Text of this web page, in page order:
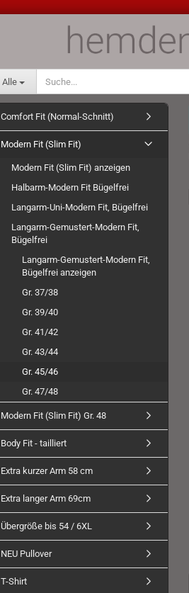
Alle
Comfort Fit (Normal-Schnitt)
Modern Fit (Slim Fit)
Modern Fit (Slim Fit) anzeigen
Halbarm-Modern Fit Bügelfrei
Langarm-Uni-Modern Fit, Bügelfrei
Langarm-Gemustert-Modern Fit,
Bügelfrei
Langarm-Gemustert-Modern Fit,
Bügelfrei anzeigen
Gr. 37/38
Gr. 39/40
Gr. 41/42
Gr. 43/44
Gr. 45/46
Gr. 47/48
Modern Fit (Slim Fit) Gr. 48
Body Fit - tailliert
Extra kurzer Arm 58 cm
Extra langer Arm 69cm
Übergröße bis 54 / 6XL
NEU Pullover
T-Shirt